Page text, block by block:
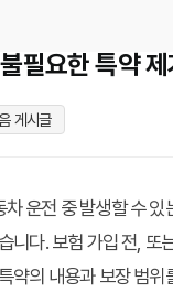
필요한 특약 제
게시글
운전 중 발생할 수
니다. 보험 가입 전,
약의 내용과 보장 범